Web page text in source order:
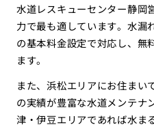
水道レスキューセンター静岡
力で最も適しています。水漏
の基本料金設定で対応し、無
ます。
また、浜松エリアにお住まい
の実績が豊富な水道メンテナ
津・伊豆エリアであれば水ま